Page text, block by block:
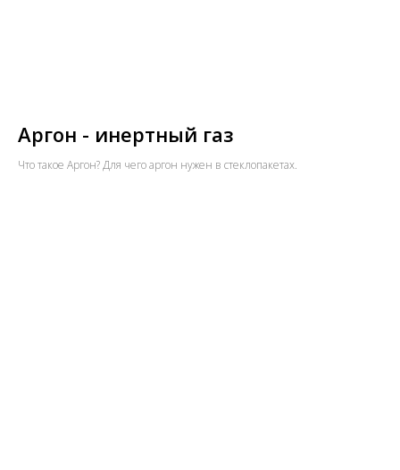
Аргон - инертный газ
Что такое Аргон? Для чего аргон нужен в стеклопакетах.